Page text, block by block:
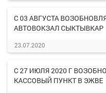
С 03 АВГУСТА
АВТОВОКЗАЛ СЫКТЫВКАР
23.07.2020
С 27 ИЮЛЯ 2020 Г
КАССОВЫЙ ПУНКТ В ЭЖВЕ